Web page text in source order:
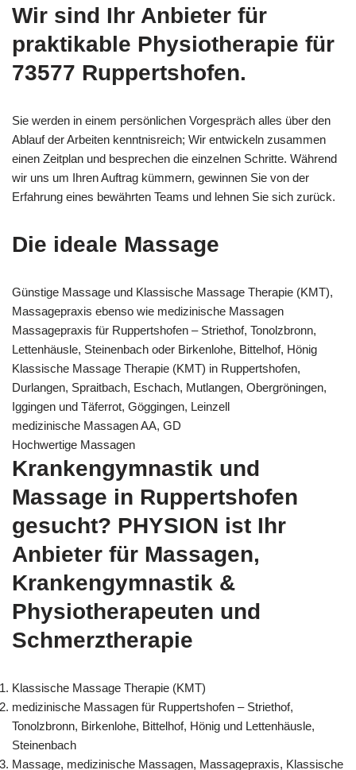
Wir sind Ihr Anbieter für
praktikable Physiotherapie für
73577 Ruppertshofen.
Sie werden in einem persönlichen Vorgespräch alles über den
Ablauf der Arbeiten kenntnisreich; Wir entwickeln zusammen
einen Zeitplan und besprechen die einzelnen Schritte. Während
wir uns um Ihren Auftrag kümmern, gewinnen Sie von der
Erfahrung eines bewährten Teams und lehnen Sie sich zurück.
Die ideale Massage
Günstige Massage und Klassische Massage Therapie (KMT),
Massagepraxis ebenso wie medizinische Massagen
Massagepraxis für Ruppertshofen – Striethof, Tonolzbronn,
Lettenhäusle, Steinenbach oder Birkenlohe, Bittelhof, Hönig
Klassische Massage Therapie (KMT) in Ruppertshofen,
Durlangen, Spraitbach, Eschach, Mutlangen, Obergröningen,
Iggingen und Täferrot, Göggingen, Leinzell
medizinische Massagen AA, GD
Hochwertige Massagen
Krankengymnastik und
Massage in Ruppertshofen
gesucht? PHYSION ist Ihr
Anbieter für Massagen,
Krankengymnastik &
Physiotherapeuten und
Schmerztherapie
Klassische Massage Therapie (KMT)
medizinische Massagen für Ruppertshofen – Striethof,
Tonolzbronn, Birkenlohe, Bittelhof, Hönig und Lettenhäusle,
Steinenbach
Massage, medizinische Massagen, Massagepraxis, Klassische